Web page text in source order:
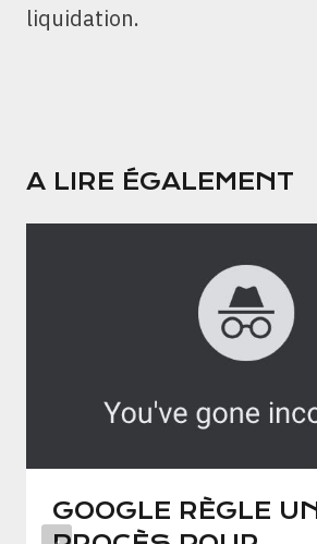
liquidation.
A LIRE ÉGALEMENT
GOOGLE RÈGLE UN